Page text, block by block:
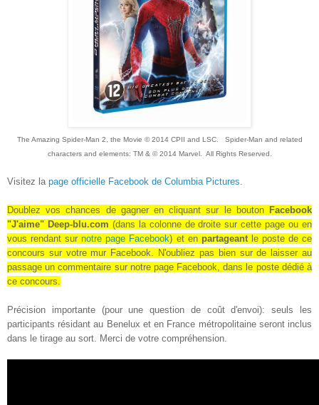
The Amazing Spider-Man 2, the Movie © 2014 CPII and LSC. Spider-Man and related
characters and elements: TM & © 2014 Marvel. All Rights Reserved.
Visitez la page officielle Facebook de Columbia Pictures
Doublez vos chances de gagner en cliquant sur le bouton Facebook
"J'aime" Deep-blu.com (dans la colonne de droite sur cette page ou en
vous rendant surnotre page Facebook) et en partageantle poste de ce
concours sur votre mur Facebook . N'oubliez pas bien sur de laisser au
passage un commentaire sur notre page Facebook, dans le poste dédié à
ce concours.
Précision importante (pour une question de coût d'envoi): seuls les
participants résidant au Benelux et en France métropolitaine seront inclus
dans le tirage au sort. Merci de votre compréhension.